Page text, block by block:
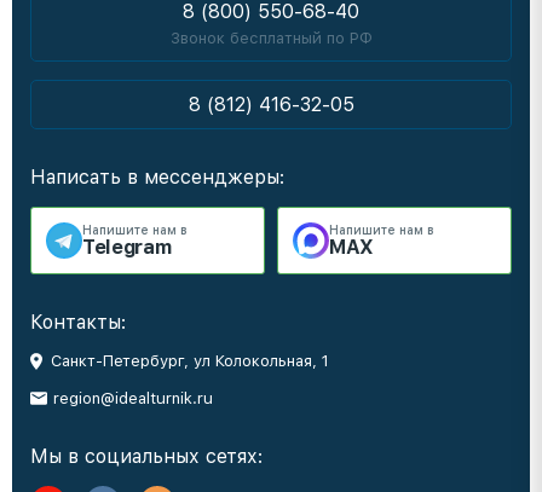
8 (800) 550-68-40
Звонок бесплатный по РФ
8 (812) 416-32-05
Написать в мессенджеры:
Напишите нам в
Telegram
Напишите нам в
MAX
Контакты:
Санкт-Петербург, ул Колокольная, 1
region@idealturnik.ru
Мы в социальных сетях: